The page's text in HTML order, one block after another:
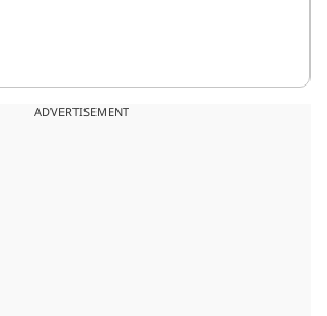
ADVERTISEMENT